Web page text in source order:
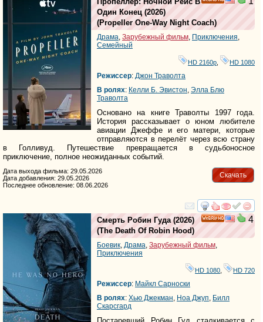
Один Конец (2026)
(Propeller One-Way Night Coach)
Драма, Зарубежный фильм, Приключения,
Семейный
HD 2160р HD 1080
Режиссер: Джон Траволта
В ролях: Келли Б. Эвистон, Элла Блю
Траволта
Основано на книге Траволты 1997 года.
История рассказывает о юном любителе
авиации Джеффе и его матери, которые
отправляются в перелёт через всю страну
в Голливуд. Путешествие превращается в судьбоносное
приключение, полное неожиданных событий.
Скачать
Дата выхода фильма: 29.05.2026
Дата добавления: 29.05.2026
Последнее обновление: 08.06.2026
смотреть
4
Смерть Робин Гуда(2026)
(The Death Of Robin Hood)
Боевик, Драма, Зарубежный фильм,
Приключения
HD 1080 HD 720
Режиссер: Майкл Сарноски
В ролях: Хью Джекман, Ноа Джуп, Билл
Скарсгард